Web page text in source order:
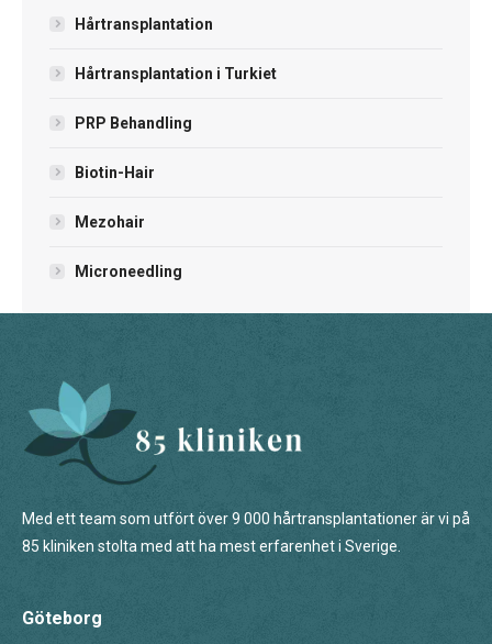
Hårtransplantation
Hårtransplantation i Turkiet
PRP Behandling
Biotin-Hair
Mezohair
Microneedling
Med ett team som utfört över 9 000 hårtransplantationer är vi på
85 kliniken stolta med att ha mest erfarenhet i Sverige.
Göteborg